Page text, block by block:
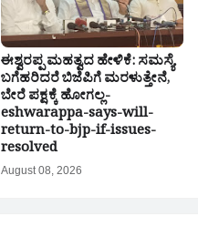
ಈಶ್ವರಪ್ಪ ಮಹತ್ವದ ಹೇಳಿಕೆ: ಸಮಸ್ಯೆ
ಬಗೆಹರಿದರೆ ಬಿಜೆಪಿಗೆ ಮರಳುತ್ತೇನೆ,
ಬೇರೆ ಪಕ್ಷಕ್ಕೆ ಹೋಗಲ್ಲ-
eshwarappa-says-will-
return-to-bjp-if-issues-
resolved
August 08, 2026